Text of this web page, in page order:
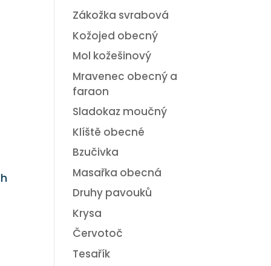
Zákožka svrabová
Kožojed obecný
Mol kožešinový
Mravenec obecný a
faraon
Sladokaz moučný
Klíště obecné
Bzučivka
Masařka obecná
Druhy pavouků
Krysa
Červotoč
Tesařík